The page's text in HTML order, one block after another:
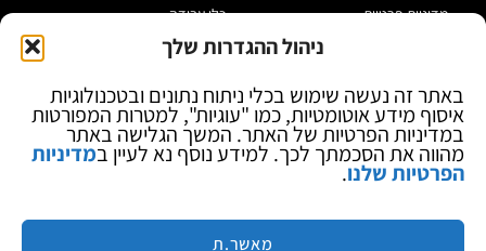
ניהול ההגדרות שלך
באתר זה נעשה שימוש בכלי ניתוח נתונים ובטכנולוגיות
איסוף מידע אוטומטיות, כמו "עוגיות", למטרות המפורטות
במדיניות הפרטיות של האתר. המשך הגלישה באתר
מהווה את הסכמתך לכך. למידע נוסף נא לעיין במדיניות
הפרטיות שלנו.
מאשר.ת
מדיניות פרטיות
בלוג
כלי עבודה
מוצרי הלחמה
ספקי כח ומודדים
ציוד אופטי להגדלה
מותגים